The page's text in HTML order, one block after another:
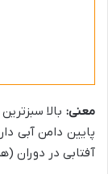
معنی: بالا
پایین دامن آبی
آفتابی در دوران